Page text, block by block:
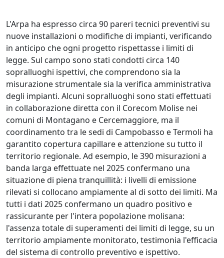
L'Arpa ha espresso circa 90 pareri tecnici preventivi su
nuove installazioni o modifiche di impianti, verificando
in anticipo che ogni progetto rispettasse i limiti di
legge. Sul campo sono stati condotti circa 140
sopralluoghi ispettivi, che comprendono sia la
misurazione strumentale sia la verifica amministrativa
degli impianti. Alcuni sopralluoghi sono stati effettuati
in collaborazione diretta con il Corecom Molise nei
comuni di Montagano e Cercemaggiore, ma il
coordinamento tra le sedi di Campobasso e Termoli ha
garantito copertura capillare e attenzione su tutto il
territorio regionale. Ad esempio, le 390 misurazioni a
banda larga effettuate nel 2025 confermano una
situazione di piena tranquillità: i livelli di emissione
rilevati si collocano ampiamente al di sotto dei limiti. Ma
tutti i dati 2025 confermano un quadro positivo e
rassicurante per l'intera popolazione molisana:
l'assenza totale di superamenti dei limiti di legge, su un
territorio ampiamente monitorato, testimonia l'efficacia
del sistema di controllo preventivo e ispettivo.